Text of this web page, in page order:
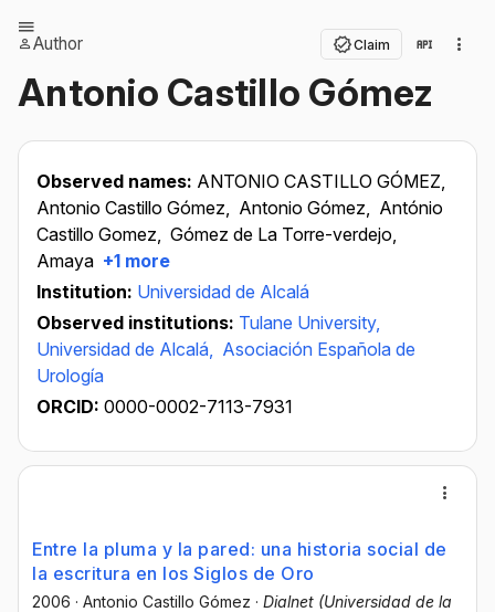
Author Claim
Antonio Castillo Gómez
Observed names: ANTONIO CASTILLO GÓMEZ,
Antonio Castillo Gómez, Antonio Gómez, António
Castillo Gomez, Gómez de La Torre-­verdejo,
Amaya +1 more
Institution: Universidad de Alcalá
Observed institutions: Tulane University,
Universidad de Alcalá, Asociación Española de
Urología
ORCID: 0000-0002-7113-7931
Entre la pluma y la pared: una historia social de
la escritura en los Siglos de Oro
2006 · Antonio Castillo Gómez · Dialnet (Universidad de la